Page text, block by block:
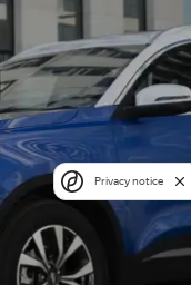
Privacy notice